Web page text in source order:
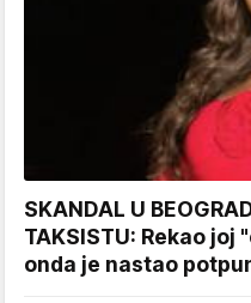
SKANDAL U
TAKSISTU: Rekao
onda je nastao